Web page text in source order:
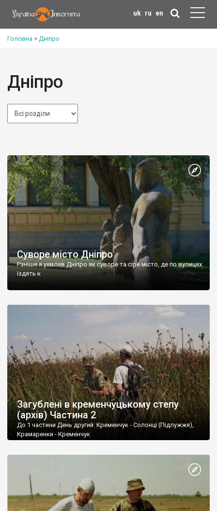
uk ru en
Головна > Дніпро
Дніпро
Суворе місто Дніпро
Раніше я уявляв Дніпро як суворе та сіре місто, де по вулицях
їздять к
Загублені в кременчуцькому степу
(архів) Частина 2
До 1 частини День другий: Кременчук - Солонці (Підлужжя),
Крамаренки - Кременчук